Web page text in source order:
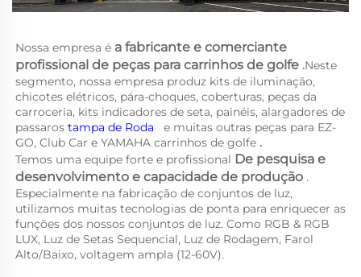
Nossa empresa é a fabricante e comerciante
profissional de peças para carrinhos de golfe .Neste
segmento, nossa empresa produz kits de iluminação,
chicotes elétricos, pára-choques, coberturas, peças da
carroceria, kits indicadores de seta, painéis, alargadores de
passaros tampa de Roda e muitas outras peças para EZ-
GO, Club Car e YAMAHA carrinhos de golfe .
Temos uma equipe forte e profissional De pesquisa e
desenvolvimento e capacidade de produção .
Especialmente na fabricação de conjuntos de luz,
utilizamos muitas tecnologias de ponta para enriquecer as
funções dos nossos conjuntos de luz. Como RGB & RGB
LUX, Luz de Setas Sequencial, Luz de Rodagem, Farol
Alto/Baixo, voltagem ampla (12-60V).